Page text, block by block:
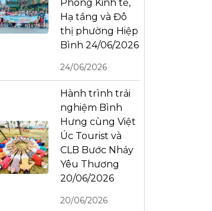
Phòng Kinh tế,
Hạ tầng và Đô
thị phường Hiệp
Bình 24/06/2026
24/06/2026
Hành trình trải
nghiệm Bình
Hưng cùng Việt
Úc Tourist và
CLB Bước Nhảy
Yêu Thương
20/06/2026
20/06/2026